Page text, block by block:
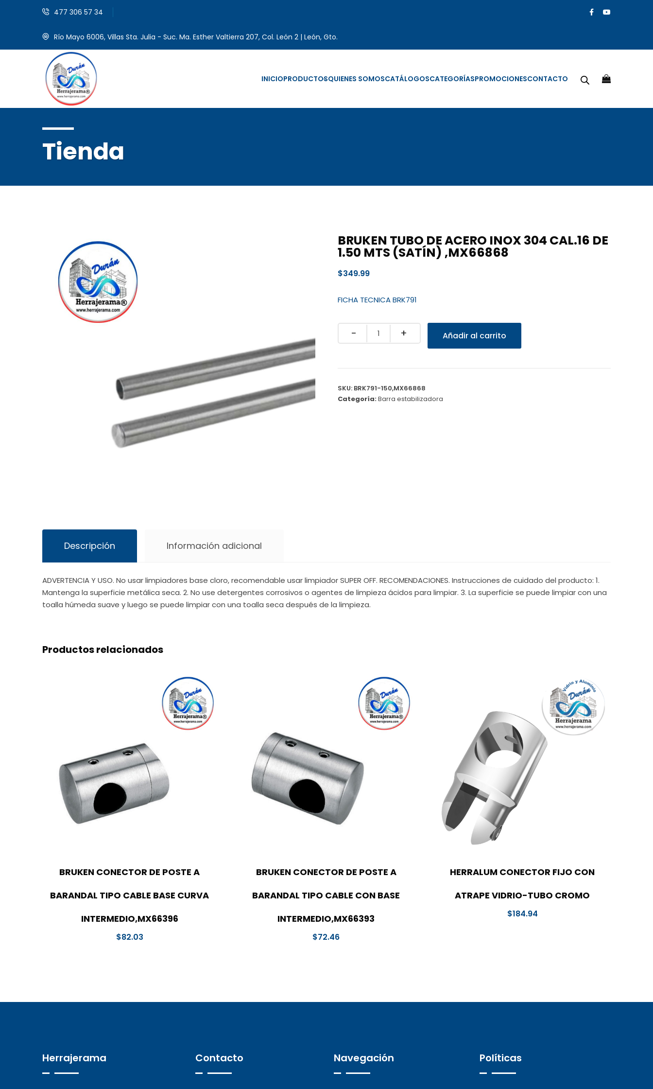
477 306 57 34
Río Mayo 6006, Villas Sta. Julia - Suc. Ma. Esther Valtierra 207, Col. León 2 | León, Gto.
INICIOPRODUCTOSQUIENES SOMOSCATÁLOGOSCATEGORÍASPROMOCIONESCONTACTO
Tienda
BRUKEN TUBO DE ACERO INOX 304 CAL.16 DE
1.50 MTS (SATÍN) ,MX66868
$349.99
FICHA TECNICA BRK791
Quantity Añadir al carrito
SKU: BRK791-150,MX66868
Categoría:Barra estabilizadora
Descripción Información adicional
ADVERTENCIA Y USO. No usar limpiadores base cloro, recomendable usar limpiador SUPER OFF. RECOMENDACIONES. Instrucciones de cuidado del producto: 1.
Mantenga la superficie metálica seca. 2. No use detergentes corrosivos o agentes de limpieza ácidos para limpiar. 3. La superficie se puede limpiar con una
toalla húmeda suave y luego se puede limpiar con una toalla seca después de la limpieza.
Productos relacionados
BRUKEN CONECTOR DE POSTE A
BARANDAL TIPO CABLE BASE CURVA
INTERMEDIO,MX66396
$82.03
BRUKEN CONECTOR DE POSTE A
BARANDAL TIPO CABLE CON BASE
INTERMEDIO,MX66393
$72.46
HERRALUM CONECTOR FIJO CON
ATRAPE VIDRIO-TUBO CROMO
$184.94
Herrajerama Contacto Navegación Políticas